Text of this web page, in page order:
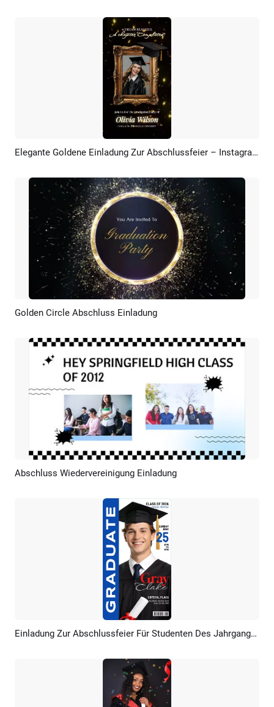
Vorschau KI Erstellen Elegante Goldene Einladung Zur Abschlussfeier – Instagram TikTok Reel
Vorschau KI Erstellen
Golden Circle Abschluss Einladung
Vorschau KI Erstellen
Abschluss Wiedervereinigung Einladung
Vorschau KI Erstellen Einladung Zur Abschlussfeier Für Studenten Des Jahrgangs 2026 (Social Media Reel)